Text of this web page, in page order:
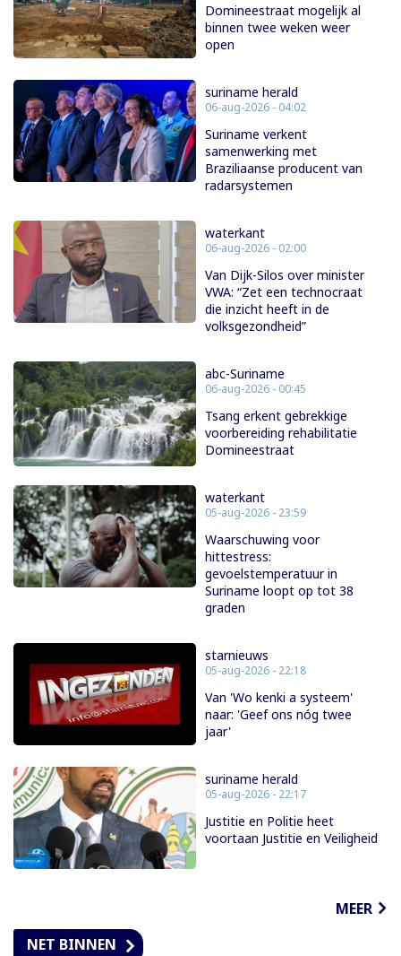
Domineestraat mogelijk al
binnen twee weken weer
open
suriname herald
06-aug-2026 - 04:02
Suriname verkent
samenwerking met
Braziliaanse producent van
radarsystemen
waterkant
06-aug-2026 - 02:00
Van Dijk-Silos over minister
VWA: “Zet een technocraat
die inzicht heeft in de
volksgezondheid”
abc-Suriname
06-aug-2026 - 00:45
Tsang erkent gebrekkige
voorbereiding rehabilitatie
Domineestraat
waterkant
05-aug-2026 - 23:59
Waarschuwing voor
hittestress:
gevoelstemperatuur in
Suriname loopt op tot 38
graden
starnieuws
05-aug-2026 - 22:18
Van 'Wo kenki a systeem'
naar: 'Geef ons nóg twee
jaar'
suriname herald
05-aug-2026 - 22:17
Justitie en Politie heet
voortaan Justitie en Veiligheid
MEER
NET BINNEN